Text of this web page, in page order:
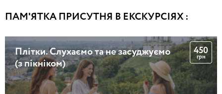
ПАМ'ЯТКА ПРИСУТНЯ В ЕКСКУРСІЯХ :
Плітки. Слухаємо та не засуджуємо
(з пікніком)
450
грн